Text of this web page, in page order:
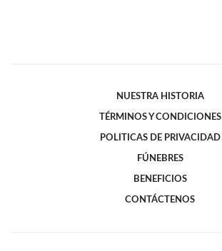
NUESTRA HISTORIA
TÉRMINOS Y CONDICIONES
POLITICAS DE PRIVACIDAD
FÚNEBRES
BENEFICIOS
CONTÁCTENOS